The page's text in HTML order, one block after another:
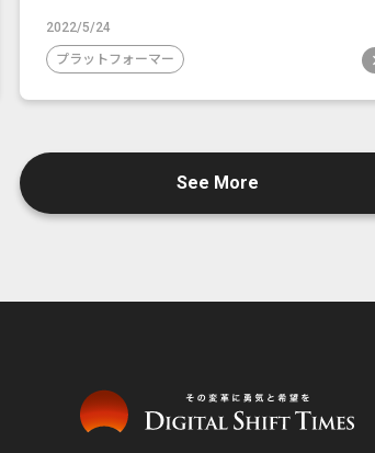
2022/5/24
プラットフォーマー
See More